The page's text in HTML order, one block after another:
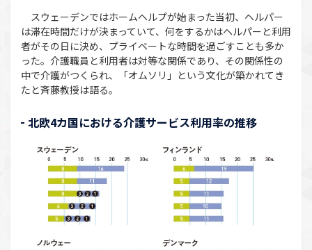
スウェーデンではホームヘルプが始まった当初、ヘルパー
は滞在時間だけが決まっていて、何をするかはヘルパーと利用
者がその日に決め、プライベートな時間を過ごすことも多か
った。介護職員と利用者は対等な関係であり、その関係性の
中で介護がつくられ、「オムソリ」という文化が築かれてき
たと斉藤教授は語る。
北欧4カ国における介護サービス利用率の推移